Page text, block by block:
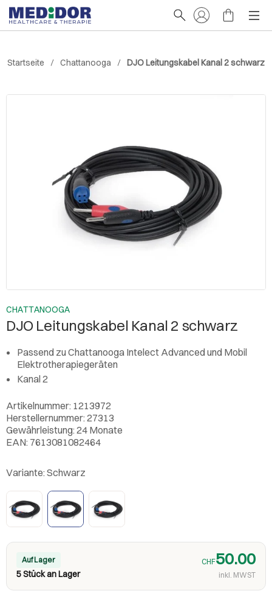
Startseite Chattanooga DJO Leitungskabel Kanal 2 schwarz
CHATTANOOGA
DJO Leitungskabel Kanal 2 schwarz
Passend zu Chattanooga Intelect Advanced und Mobil
Elektrotherapiegeräten
Kanal 2
Artikelnummer: 1213972
Herstellernummer: 27313
Gewährleistung: 24 Monate
EAN: 7613081082464
Variante: Schwarz
Auf Lager
5 Stück an Lager
CHF50.00
inkl. MWST